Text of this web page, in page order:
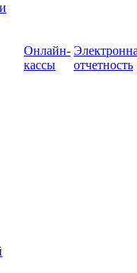
Онлайн-
кассы
отчетность